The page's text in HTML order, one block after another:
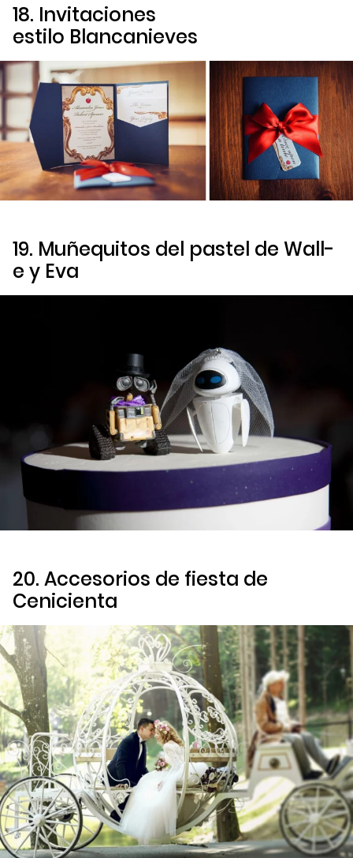
18. Invitaciones
estilo Blancanieves
19. Muñequitos del pastel de Wall-
e y Eva
20. Accesorios de fiesta de
Cenicienta